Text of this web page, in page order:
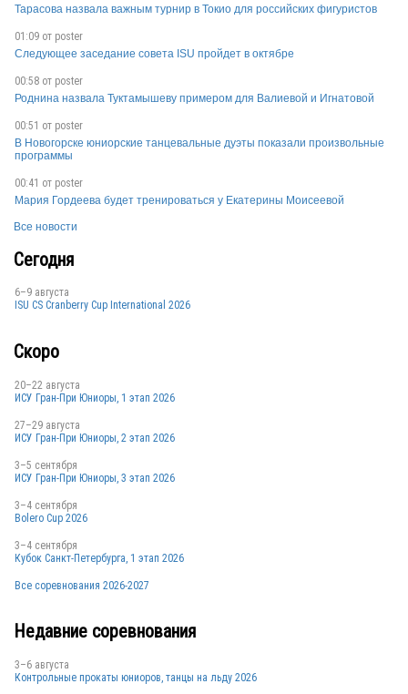
SUI
SUI
SUI
SUI
SUI
SUI
SUI
Тарасова назвала важным турнир в Токио для российских фигуристов
01:09 от poster
Следующее заседание совета ISU пройдет в октябре
00:58 от poster
Роднина назвала Туктамышеву примером для Валиевой и Игнатовой
00:51 от poster
В Новогорске юниорские танцевальные дуэты показали произвольные
программы
00:41 от poster
Мария Гордеева будет тренироваться у Екатерины Моисеевой
Все новости
Сегодня
6–9 августа
ISU CS Cranberry Cup International 2026
Скоро
20–22 августа
ИСУ Гран-При Юниоры, 1 этап 2026
27–29 августа
ИСУ Гран-При Юниоры, 2 этап 2026
3–5 сентября
ИСУ Гран-При Юниоры, 3 этап 2026
3–4 сентября
Bolero Cup 2026
3–4 сентября
Кубок Санкт-Петербурга, 1 этап 2026
Все соревнования 2026-2027
Недавние соревнования
3–6 августа
Контрольные прокаты юниоров, танцы на льду 2026